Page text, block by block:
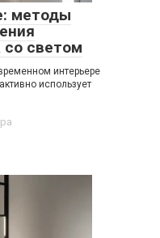
методы
со светом
интерьере
использует